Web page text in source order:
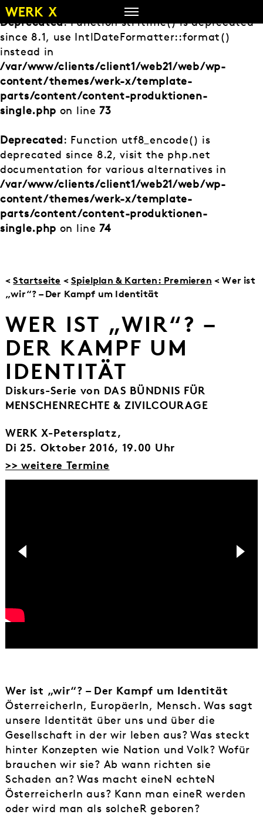
Zum
Inhalt
springen
Deprecated: Function strftime() is deprecated
since 8.1, use IntlDateFormatter::format()
instead in
/var/www/clients/client1/web21/web/wp-
content/themes/werk-x/template-
parts/content/content-produktionen-
single.php on line73
Deprecated: Function utf8_encode() is
deprecated since 8.2, visit the php.net
documentation for various alternatives in
/var/www/clients/client1/web21/web/wp-
content/themes/werk-x/template-
parts/content/content-produktionen-
single.php on line74
<Startseite < Spielplan & Karten: Premieren < Wer ist
„wir“? – Der Kampf um Identität
WER IST „WIR“? –
DER KAMPF UM
IDENTITÄT
Diskurs-Serie von DAS BÜNDNIS FÜR
MENSCHENRECHTE & ZIVILCOURAGE
WERK X-Petersplatz,
Di 25. Oktober 2016, 19.00 Uhr
>> weitere Termine
Wer ist „wir“? – Der Kampf um Identität
ÖsterreicherIn, EuropäerIn, Mensch. Was sagt
unsere Identität über uns und über die
Gesellschaft in der wir leben aus? Was steckt
hinter Konzepten wie Nation und Volk? Wofür
brauchen wir sie? Ab wann richten sie
Schaden an? Was macht eineN echteN
ÖsterreicherIn aus? Kann man eineR werden
oder wird man als solcheR geboren?